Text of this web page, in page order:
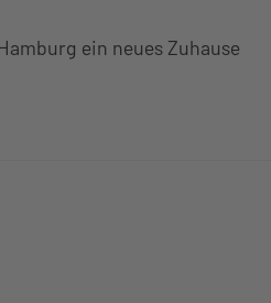
ein neues Zuhause